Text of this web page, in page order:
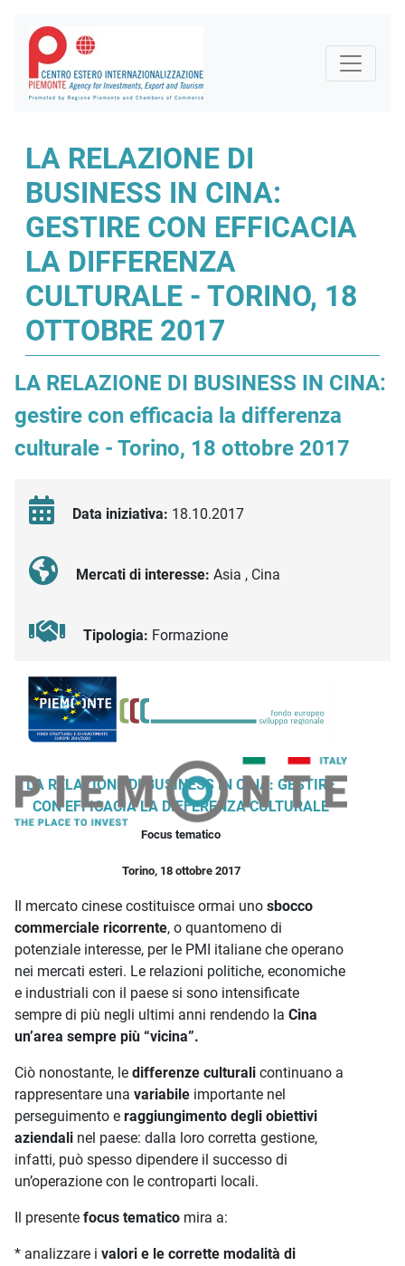
LA RELAZIONE DI
BUSINESS IN CINA:
GESTIRE CON EFFICACIA
LA DIFFERENZA
CULTURALE - TORINO, 18
OTTOBRE 2017
LA RELAZIONE DI BUSINESS IN CINA:
gestire con efficacia la differenza
culturale - Torino, 18 ottobre 2017
Data iniziativa: 18.10.2017
Mercati di interesse: Asia , Cina
Tipologia: Formazione
Descrizione iniziativa
LA RELAZIONE DI BUSINESS IN CINA: GESTIRE
CON EFFICACIA LA DIFFERENZA CULTURALE
Focus tematico
Torino, 18 ottobre 2017
Il mercato cinese costituisce ormai uno sbocco
commerciale ricorrente, o quantomeno di
potenziale interesse, per le PMI italiane che operano
nei mercati esteri. Le relazioni politiche, economiche
e industriali con il paese si sono intensificate
sempre di più negli ultimi anni rendendo la Cina
un’area sempre più “vicina”.
Ciò nonostante, le differenze culturali continuano a
rappresentare una variabile importante nel
perseguimento e raggiungimento degli obiettivi
aziendali nel paese: dalla loro corretta gestione,
infatti, può spesso dipendere il successo di
un’operazione con le controparti locali.
Il presente focus tematico mira a:
* analizzare i valori e le corrette modalità di